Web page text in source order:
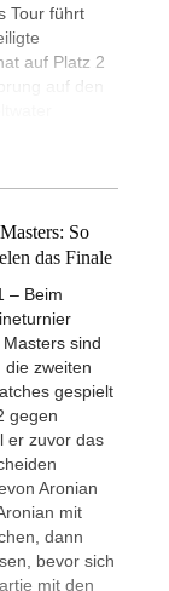
Tour führt
auf Platz 2
auf den
So
das Finale
– Beim
sind
zweiten
gespielt
gegen
er zuvor das
Aronian
mit
dann
bevor sich
mit den